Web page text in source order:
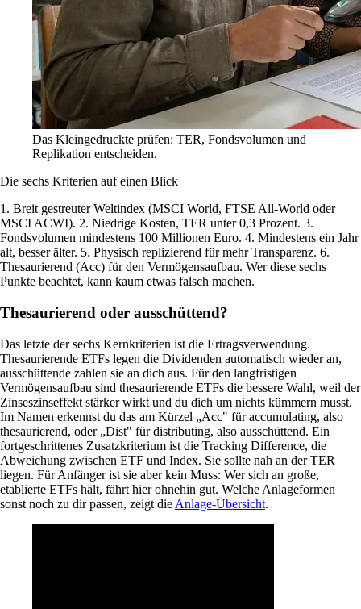
Das Kleingedruckte prüfen: TER, Fondsvolumen und
Replikation entscheiden.
Die sechs Kriterien auf einen Blick
1. Breit gestreuter Weltindex (MSCI World, FTSE All-World oder
MSCI ACWI). 2. Niedrige Kosten, TER unter 0,3 Prozent. 3.
Fondsvolumen mindestens 100 Millionen Euro. 4. Mindestens ein Jahr
alt, besser älter. 5. Physisch replizierend für mehr Transparenz. 6.
Thesaurierend (Acc) für den Vermögensaufbau. Wer diese sechs
Punkte beachtet, kann kaum etwas falsch machen.
Thesaurierend oder ausschüttend?
Das letzte der sechs Kernkriterien ist die Ertragsverwendung.
Thesaurierende ETFs legen die Dividenden automatisch wieder an,
ausschüttende zahlen sie an dich aus. Für den langfristigen
Vermögensaufbau sind thesaurierende ETFs die bessere Wahl, weil der
Zinseszinseffekt stärker wirkt und du dich um nichts kümmern musst.
Im Namen erkennst du das am Kürzel „Acc" für accumulating, also
thesaurierend, oder „Dist" für distributing, also ausschüttend. Ein
fortgeschrittenes Zusatzkriterium ist die Tracking Difference, die
Abweichung zwischen ETF und Index. Sie sollte nah an der TER
liegen. Für Anfänger ist sie aber kein Muss: Wer sich an große,
etablierte ETFs hält, fährt hier ohnehin gut. Welche Anlageformen
sonst noch zu dir passen, zeigt die Anlage-Übersicht.